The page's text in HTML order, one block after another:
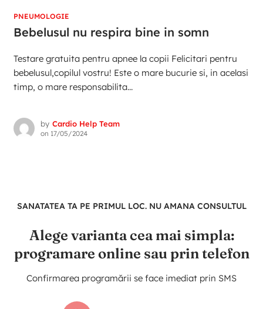
PNEUMOLOGIE
Bebelusul nu respira bine in somn
Testare gratuita pentru apnee la copii Felicitari pentru
bebelusul,copilul vostru! Este o mare bucurie si, in acelasi
timp, o mare responsabilita...
by Cardio Help Team
on 17/05/2024
SANATATEA TA PE PRIMUL LOC. NU AMANA CONSULTUL
Alege varianta cea mai simpla:
programare online sau prin telefon
Confirmarea programării se face imediat prin SMS